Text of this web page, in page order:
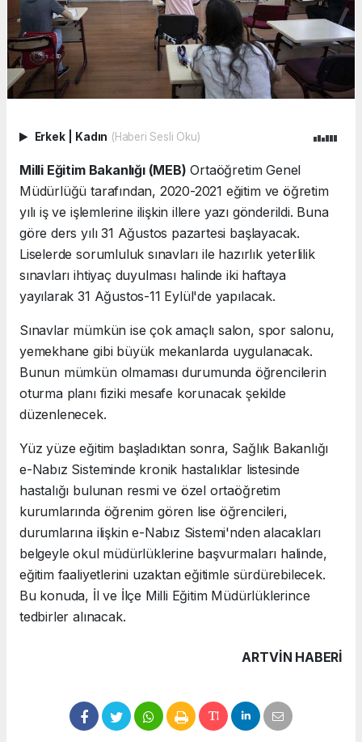
Erkek Kadın (Haberi Sesli Oku)
Milli Eğitim Bakanlığı (MEB) Ortaöğretim Genel
Müdürlüğü tarafından, 2020-2021 eğitim ve öğretim
yılı iş ve işlemlerine ilişkin illere yazı gönderildi. Buna
göre ders yılı 31 Ağustos pazartesi başlayacak.
Liselerde sorumluluk sınavları ile hazırlık yeterlilik
sınavları ihtiyaç duyulması halinde iki haftaya
yayılarak 31 Ağustos-11 Eylül'de yapılacak.
Sınavlar mümkün ise çok amaçlı salon, spor salonu,
yemekhane gibi büyük mekanlarda uygulanacak.
Bunun mümkün olmaması durumunda öğrencilerin
oturma planı fiziki mesafe korunacak şekilde
düzenlenecek.
Yüz yüze eğitim başladıktan sonra, Sağlık Bakanlığı
e-Nabız Sisteminde kronik hastalıklar listesinde
hastalığı bulunan resmi ve özel ortaöğretim
kurumlarında öğrenim gören lise öğrencileri,
durumlarına ilişkin e-Nabız Sistemi'nden alacakları
belgeyle okul müdürlüklerine başvurmaları halinde,
eğitim faaliyetlerini uzaktan eğitimle sürdürebilecek.
Bu konuda, İl ve İlçe Milli Eğitim Müdürlüklerince
tedbirler alınacak.
ARTVIN HABERİ